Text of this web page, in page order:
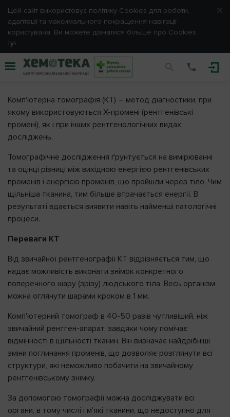
Цей сайт використовує політику Cookies для роботи,
адаптації та максимального покращення навігації
користувача. Ви можете дізнатися більше про Cookies
тут.
Комп’ютерна томографія
Комп'ютерна томографія (КТ) – метод діагностики, при
якому використовуються Х-промені (рентгенівські
промені), як і при інших рентгенологічних видах
досліджень.
Томографічне дослідження ґрунтується на вимірюванні
та оцінці різниці між вихідною енергією рентгенівських
променів і енергією променів, що пройшли через тіло. Чим
щільніша тканина, тим більше втрачається енергії. В
результаті вдається виявити навіть найменші патологічні
процеси.
Переваги КТ
Від звичайної рентгенографії КТ відрізняється тим, що
надає можливість виконати знімок конкретного
поперечного шару (зрізу) людського тіла. Весь організм
можна оглянути шарами кроком в 1 мм.
Комп'ютерний томограф в 40-50 разів чутливіший, ніж
звичайний рентген-апарат, завдяки чому помічає
відмінності в щільності тканин. Він визначає найдрібніші
зміни поглинання променів, що дозволяє розглянути всі
структури, які неможливо побачити на звичайному
рентгенівському знімку.
За допомогою томографії можна досліджувати всі
органи, в тому числі і м'які тканини, що недоступно для
Вхід
реєстрації.
Пароль
Запам'ятати мене
Нагадати пароль